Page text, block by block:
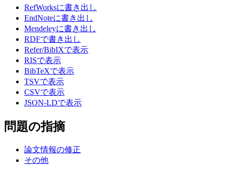
RefWorksに書き出し
EndNoteに書き出し
Mendeleyに書き出し
RDFで書き出し
Refer/BibIXで表示
RISで表示
BibTeXで表示
TSVで表示
CSVで表示
JSON-LDで表示
問題の指摘
論文情報の修正
その他